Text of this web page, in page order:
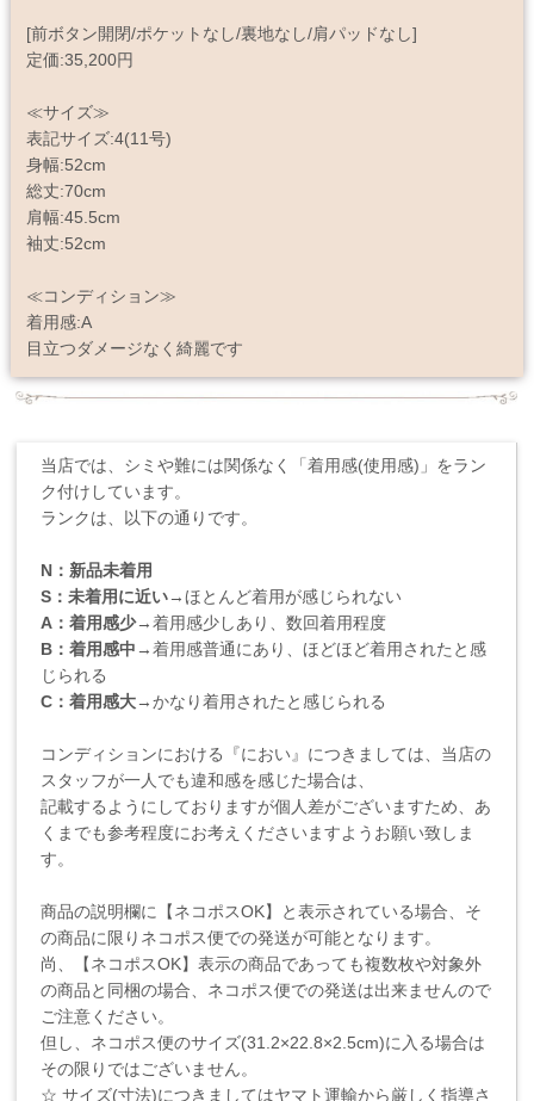
[前ボタン開閉/ポケットなし/裏地なし/肩パッドなし]
定価:35,200円
≪サイズ≫
表記サイズ:4(11号)
身幅:52cm
総丈:70cm
肩幅:45.5cm
袖丈:52cm
≪コンディション≫
着用感:A
目立つダメージなく綺麗です
当店では、シミや難には関係なく「着用感(使用感)」をラン
ク付けしています。
ランクは、以下の通りです。
N：新品未着用
S：未着用に近い→ほとんど着用が感じられない
A：着用感少→着用感少しあり、数回着用程度
B：着用感中→着用感普通にあり、ほどほど着用されたと感
じられる
C：着用感大→かなり着用されたと感じられる
コンディションにおける『におい』につきましては、当店の
スタッフが一人でも違和感を感じた場合は、
記載するようにしておりますが個人差がございますため、あ
くまでも参考程度にお考えくださいますようお願い致しま
す。
商品の説明欄に【ネコポスOK】と表示されている場合、そ
の商品に限りネコポス便での発送が可能となります。
尚、【ネコポスOK】表示の商品であっても複数枚や対象外
の商品と同梱の場合、ネコポス便での発送は出来ませんので
ご注意ください。
但し、ネコポス便のサイズ(31.2×22.8×2.5cm)に入る場合は
その限りではございません。
☆ サイズ(寸法)につきましてはヤマト運輸から厳しく指導さ